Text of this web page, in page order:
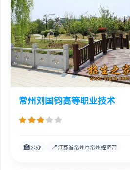
常州刘国钧高等职业技术
🏫公办 📍江苏省常州市常州经济开